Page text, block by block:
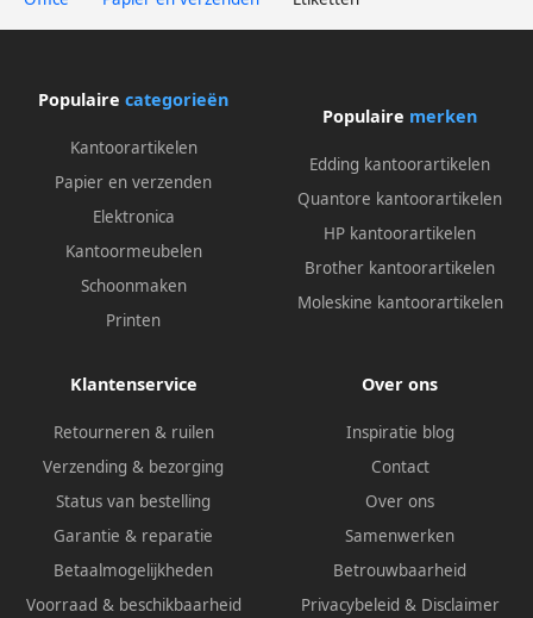
Populaire categorieën
Kantoorartikelen
Papier en verzenden
Elektronica
Kantoormeubelen
Schoonmaken
Printen
Populaire merken
Edding kantoorartikelen
Quantore kantoorartikelen
HP kantoorartikelen
Brother kantoorartikelen
Moleskine kantoorartikelen
Klantenservice
Retourneren & ruilen
Verzending & bezorging
Status van bestelling
Garantie & reparatie
Betaalmogelijkheden
Voorraad & beschikbaarheid
Over ons
Inspiratie blog
Contact
Over ons
Samenwerken
Betrouwbaarheid
Privacybeleid & Disclaimer